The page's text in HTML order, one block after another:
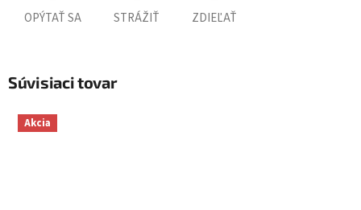
OPÝTAŤ SA STRÁŽIŤ ZDIEĽAŤ
Súvisiaci tovar
Akcia